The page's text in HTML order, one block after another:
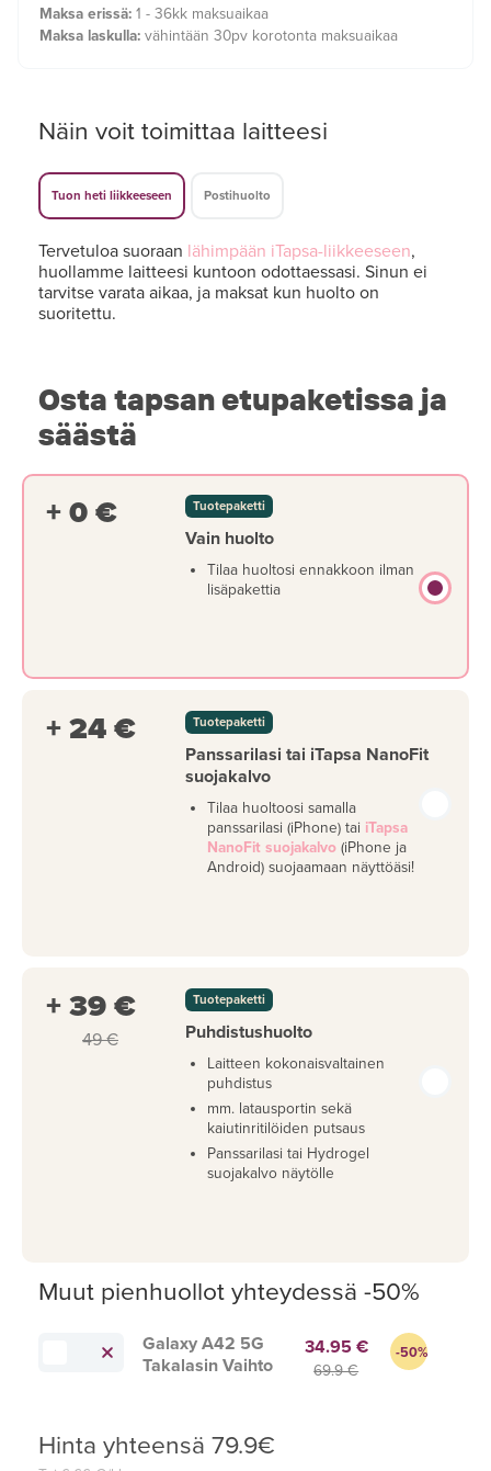
Maksa erissä: 1 - 36kk maksuaikaa
Maksa laskulla: vähintään 30pv korotonta maksuaikaa
Näin voit toimittaa laitteesi
Tuon heti liikkeeseen Postihuolto
Tervetuloa suoraan lähimpään iTapsa-liikkeeseen,
huollamme laitteesi kuntoon odottaessasi. Sinun ei
tarvitse varata aikaa, ja maksat kun huolto on
suoritettu.
Osta tapsan etupaketissa ja
säästä
+ 0 € Tuotepaketti
Vain huolto
Tilaa huoltosi ennakkoon ilman
lisäpakettia
+ 24 € Tuotepaketti
Panssarilasi tai iTapsa NanoFit
suojakalvo
Tilaa huoltoosi samalla
panssarilasi (iPhone) tai iTapsa
NanoFit suojakalvo (iPhone ja
Android) suojaamaan näyttöäsi!
+ 39 €
49 €
Tuotepaketti
Puhdistushuolto
Laitteen kokonaisvaltainen
puhdistus
mm. latausportin sekä
kaiutinritilöiden putsaus
Panssarilasi tai Hydrogel
suojakalvo näytölle
Muut pienhuollot yhteydessä -50%
Galaxy A42 5G
Takalasin Vaihto
34.95 €
69.9 €
-50%
Hinta yhteensä 79.9€